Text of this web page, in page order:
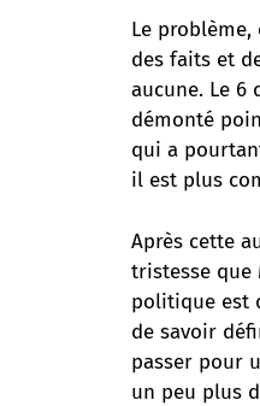
Le problème,
des faits et
aucune. Le 6
démonté
qui a
il est plus
Après cette
tristesse que
politique est
de savoir
passer pour
un peu plus